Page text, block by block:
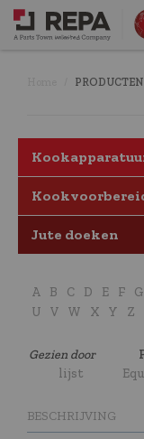
PRODUCTEN
Jute doeken
A B C D E F G
U
V W X Y Z
Gezien door
lijst
BESCHRIJVING